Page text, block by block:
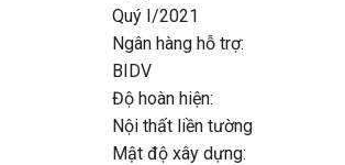
Quý I/2021
Ngân hàng hỗ trợ:
BIDV
Độ hoàn hiện:
Nội thất liền tường
Mật độ xây dựng: